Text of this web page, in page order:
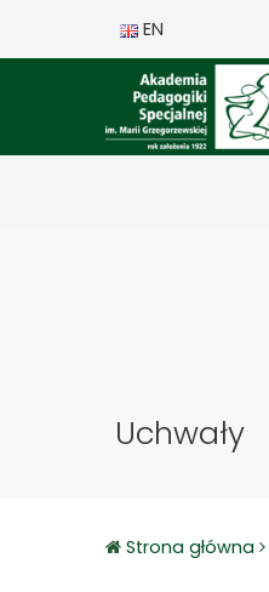
EN
Uchwały
Strona główna